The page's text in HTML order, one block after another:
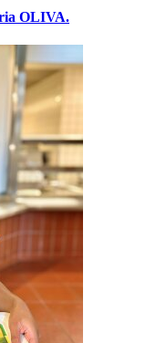
OLIVA.